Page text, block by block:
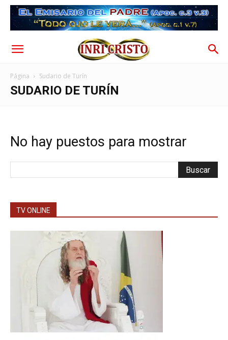
Página Sudario de Turín
SUDARIO DE TURÍN
No hay puestos para mostrar
TV ONLINE